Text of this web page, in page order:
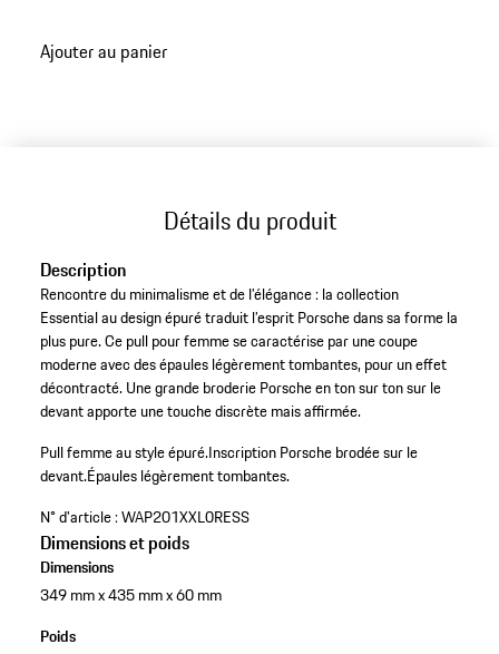
Ajouter au panier
Détails du produit
Description
Rencontre du minimalisme et de l’élégance : la collection
Essential au design épuré traduit l’esprit Porsche dans sa forme la
plus pure. Ce pull pour femme se caractérise par une coupe
moderne avec des épaules légèrement tombantes, pour un effet
décontracté. Une grande broderie Porsche en ton sur ton sur le
devant apporte une touche discrète mais affirmée.
Pull femme au style épuré.Inscription Porsche brodée sur le
devant.Épaules légèrement tombantes.
N° d'article :WAP201XXL0RESS
Dimensions et poids
Dimensions
349 mm x 435 mm x 60 mm
Poids